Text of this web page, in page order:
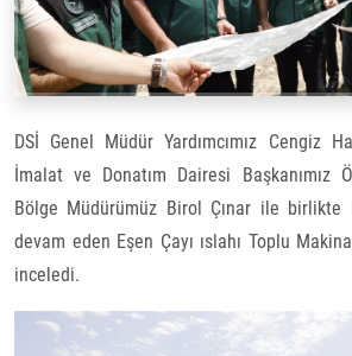
DSİ Genel Müdür Yardımcımız Cengiz
İmalat ve Donatım Dairesi Başkanımız
Bölge Müdürümüz Birol Çınar ile birlikte
devam eden Eşen Çayı ıslahı Toplu
inceledi.